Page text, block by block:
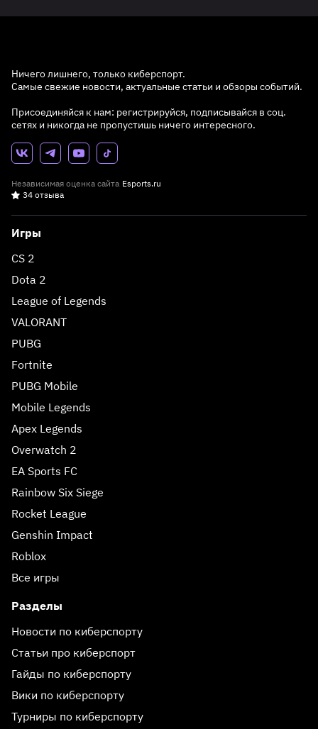
Ничего лишнего, только киберспорт.
Самые свежие новости, актуальные статьи и обзоры событий.
Присоединяйся к нам: регистрируйся, подписывайся в соц.
сетях и никогда не пропустишь ничего интересного.
Независимая оценка сайта Esports.ru
34 отзыва
Игры
CS 2
Dota 2
League of Legends
VALORANT
PUBG
Fortnite
PUBG Mobile
Mobile Legends
Apex Legends
Overwatch 2
EA Sports FC
Rainbow Six Siege
Rocket League
Genshin Impact
Roblox
Все игры
Разделы
Новости по киберспорту
Статьи про киберспорт
Гайды по киберспорту
Вики по киберспорту
Турниры по киберспорту